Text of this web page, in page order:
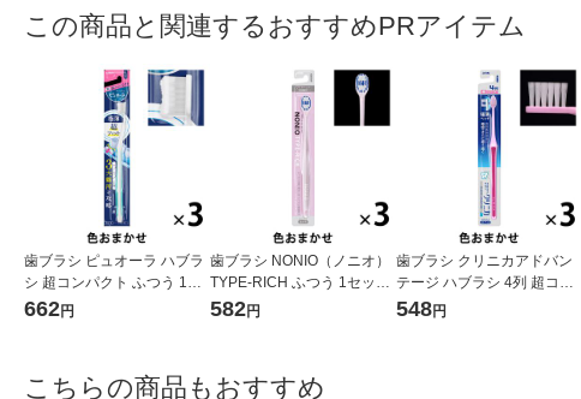
この商品と関連するおすすめPRアイテム
歯ブラシ ピュオーラ ハブラ
シ 超コンパクト ふつう 1セ
ット（3本）花王
662円
歯ブラシ NONIO（ノニオ）
TYPE-RICH ふつう 1セット
（3本）口臭予防 歯垢除去
582円
歯ブラシ クリニカアドバン
テージ ハブラシ 4列 超コン
パクト ふつう 虫歯予防 歯垢
548円
こちらの商品もおすすめ